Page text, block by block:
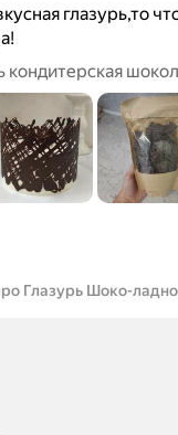
глазурь,то
Глазурь Шоко-